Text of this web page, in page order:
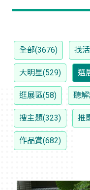
全部(3676) 找
大明星(529) 選
逛展區(58) 聽
搜主題(323) 推
作品賞(682)